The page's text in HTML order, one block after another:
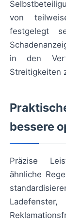
von
festgelegt
in den
Streitigkeiten
bessere
Präzise
ähnliche